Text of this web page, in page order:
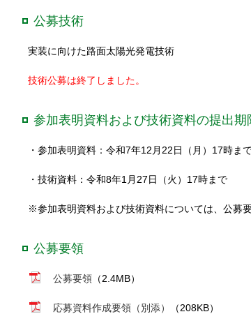
公募技術
実装に向けた路面太陽光発電技術
技術公募は終了しました。
参加表明資料および技術資料の提出期
・参加表明資料：令和7年12月22日（月）17時ま
・技術資料：令和8年1月27日（火）17時まで
※参加表明資料および技術資料については、公募
公募要領
公募要領 （2.4MB）
応募資料作成要領（別添） （208KB）